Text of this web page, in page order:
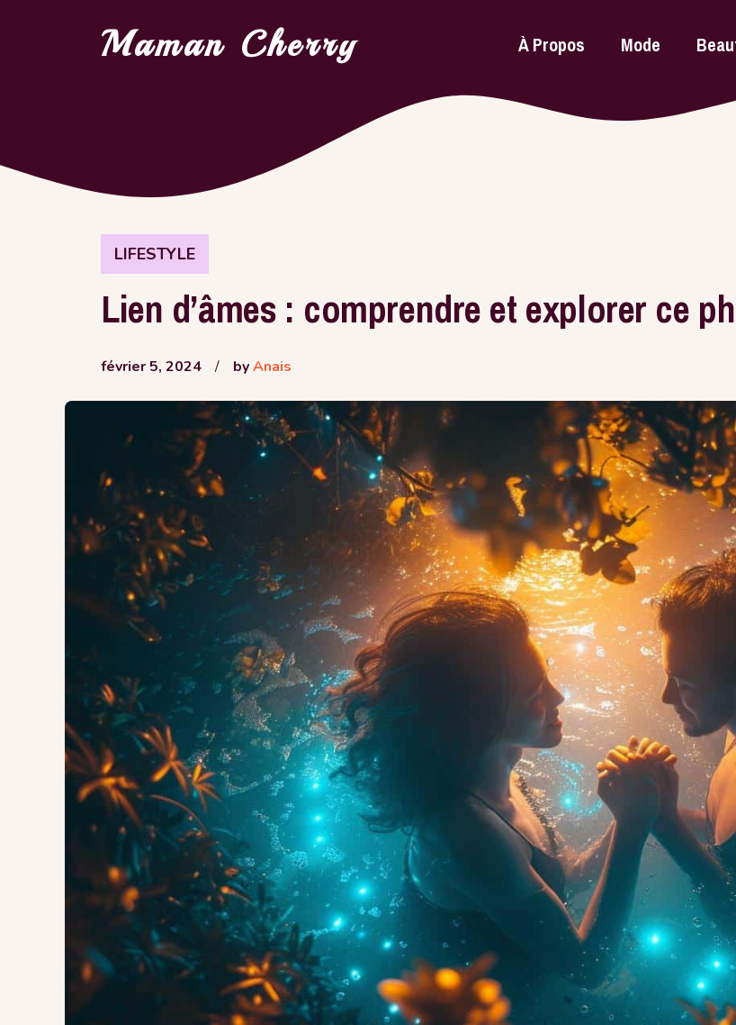
Maman Cherry À Propos Mode
LIFESTYLE
Lien d’âmes : comprendre et explorer ce
février 5, 2024 / byAnais